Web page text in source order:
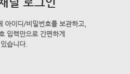
아이디/비밀번호를 보관하고,
입력만으로 간편하게
습니다.